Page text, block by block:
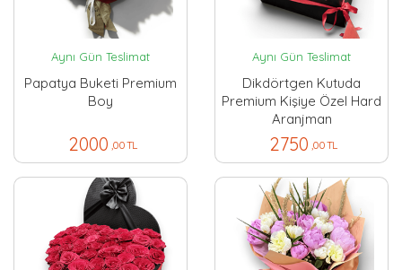
Aynı Gün Teslimat
Papatya Buketi Premium
Boy
2000 ,00 TL
Aynı Gün Teslimat
Dikdörtgen Kutuda
Premium Kişiye Özel Hard
Aranjman
2750 ,00 TL